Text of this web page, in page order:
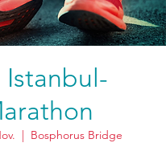
Istanbul-
  |
Bosphorus Bridge